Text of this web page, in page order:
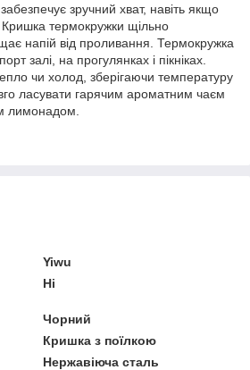
зручний хват, навіть якщо
Кришка термокружки щільно
напій від проливання. Термокружка
залі, на прогулянках і пікніках.
чи холод, зберігаючи температуру
ласувати гарячим ароматним чаєм
лимонадом.
Yiwu
Ні
Чорний
Кришка з поїлкою
Нержавіюча сталь